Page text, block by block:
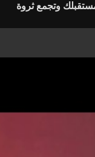
وتجمع ثروة